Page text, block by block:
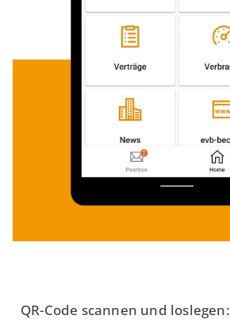
QR-Code scannen und loslegen: